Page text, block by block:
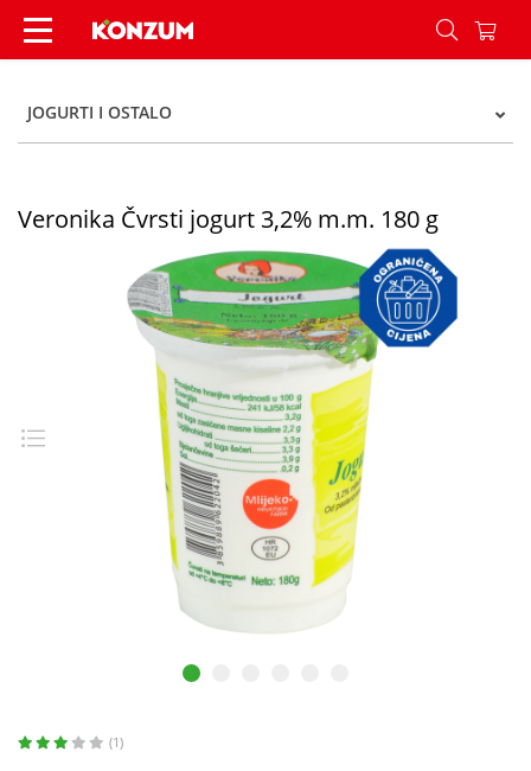
Veronika Čvrsti jogurt 3,2% m.m. 180 g - Konzum
JOGURTI I OSTALO
Veronika Čvrsti jogurt 3,2% m.m. 180 g
(1)